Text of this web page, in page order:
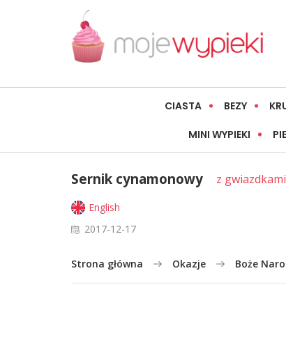
CIASTA BEZY
MINI WYPIEKI
Sernik cynamonowy z
English
2017-12-17
Strona główna Okazje Boże